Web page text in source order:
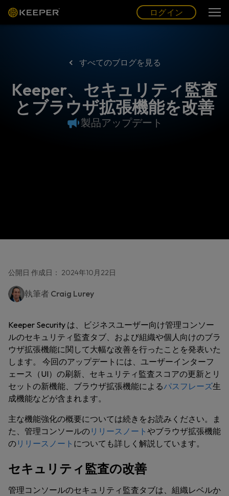
グ (JP)
ログイン
すべてのブログを見る
Keeper、セキュリティ監査
とブラウザ拡張機能を改善
製品アップデート
公開日 作成日： 2024年10月22日
執筆者 Craig Lurey
Keeper Security は、ビジネスユーザー向け管理コンソー
ルのセキュリティ監査タブ、および組織や個人向けのブラ
ウザ拡張機能に関して大幅な改善を行ったことを発表いた
します。 今回のアップデートには、ユーザーインターフ
ェース（UI）の刷新、セキュリティ監査スコアの更新とリ
セットの新機能、ブラウザ拡張機能によるパスフレーズ生
成機能などが含まれます。
主な機能強化の概要については続きをお読みください。ま
た、管理コンソールの リリースノート やブラウザ拡張機能
の リリースノート についても詳しく解説しています。
セキュリティ監査の改善
管理コンソールのセキュリティ監査タブは、組織レベルか